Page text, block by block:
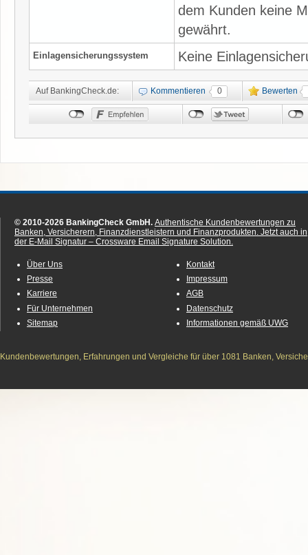
dem Kunden keine
gewährt.
Einlagensicherungssystem Keine
Auf BankingCheck.de: Kommentieren 0 Bewerten
© 2010-2026 BankingCheck GmbH. Authentische Kundenbewertungen zu
Banken, Versicherern, Finanzdienstleistern und Finanzprodukten. Jetzt auch in
der E-Mail Signatur – Crossware Email Signature Solution.
Über Uns
Presse
Karriere
Für Unternehmen
Sitemap
Kontakt
Impressum
AGB
Datenschutz
Informationen gemäß UWG
Kundenbewertungen, Erfahrungen und Vergleiche für über 1081 Banken,